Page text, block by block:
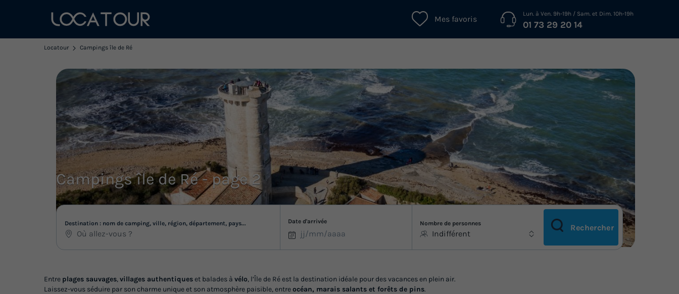
Mes favoris
Lun. à Ven. 9h-19h / Sam. et Dim. 10h-19h
01 73 29 20 14
Locatour Campings île de Ré
Campings île de Ré - page 2
Destination : nom de camping, ville, région, département, pays... Date d'arrivée Nombre de personnes
Indifférent
Rechercher
Entre plages sauvages,villages authentiqueset balades à vélo, l’Île de Ré est la destination idéale pour des vacances en plein air.
Laissez-vous séduire par son charme unique et son atmosphère paisible, entreocéan, marais salants et forêts de pins.